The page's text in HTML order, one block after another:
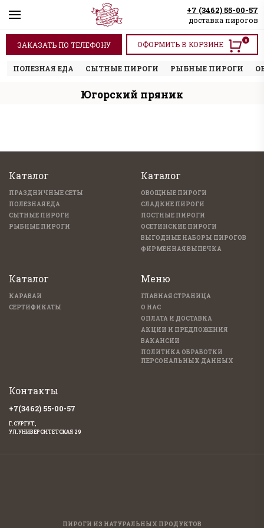
+7 (3462) 55-00-57
доставка пирогов
ОФОРМИТЬ В КОРЗИНЕ 0
ЗАКАЗАТЬ ПО ТЕЛЕФОНУ
ПОЛЕЗНАЯ ЕДА СЫТНЫЕ ПИРОГИ РЫБНЫЕ ПИРОГИ
Югорский пряник
Каталог
ПРАЗДНИЧНЫЕ СЕТЫ
ПОЛЕЗНАЯ ЕДА
СЫТНЫЕ ПИРОГИ
РЫБНЫЕ ПИРОГИ
Каталог
ОВОЩНЫЕ ПИРОГИ
СЛАДКИЕ ПИРОГИ
ПОСТНЫЕ ПИРОГИ
ОСЕТИНСКИЕ ПИРОГИ
ВЫГОДНЫЕ НАБОРЫ ПИРОГОВ
ФИРМЕННАЯ ВЫПЕЧКА
Каталог
КАРАВАИ
СЕРТИФИКАТЫ
Меню
ГЛАВНАЯ СТРАНИЦА
О НАС
ОПЛАТА И ДОСТАВКА
АКЦИИ И ПРЕДЛОЖЕНИЯ
ВАКАНСИИ
ПОЛИТИКА ОБРАБОТКИ
ПЕРСОНАЛЬНЫХ ДАННЫХ
Контакты
+7(3462) 55-00-57
Г.СУРГУТ,
УЛ.УНИВЕРСИТЕТСКАЯ 29
ПИРОГИ ИЗ НАТУРАЛЬНЫХ ПРОДУКТОВ